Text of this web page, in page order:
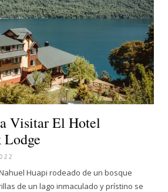
Visitar El Hotel
Lodge
Huapi rodeado de un bosque
de un lago inmaculado y prístino se